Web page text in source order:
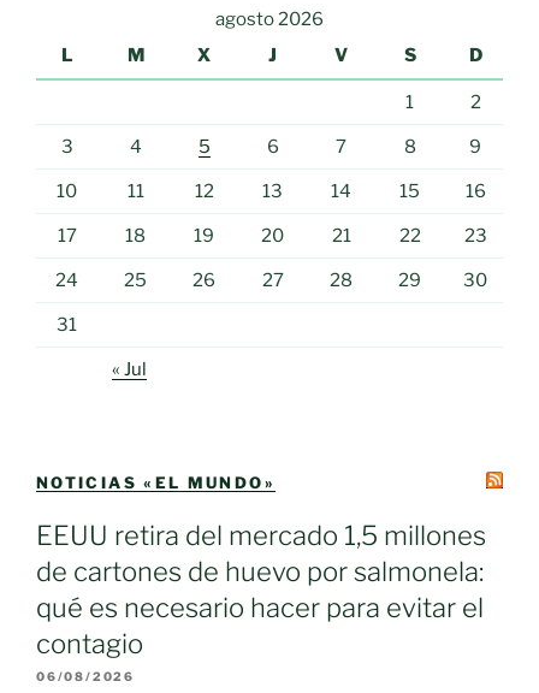
agosto 2026
L
M X J V S D
1 2
3 4 5 6 7 8 9
10 11 12 13 14 15 16
17 18 19 20 21 22 23
24 25 26 27 28 29 30
31
« Jul
NOTICIAS «EL MUNDO»
EEUU retira del mercado 1,5 millones
de cartones de huevo por salmonela:
qué es necesario hacer para evitar el
contagio
06/08/2026